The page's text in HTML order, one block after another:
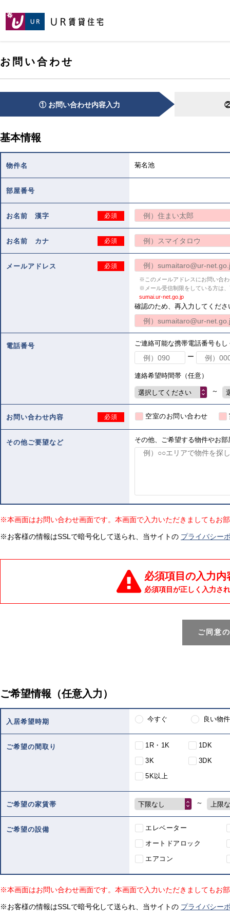
[こ
ヘ
ッ
ダ
お問い合わせ
[こ
か
文
す。]
か
イ
コ
ツ
す。]
① お問い合わせ内容入力 ②
基本情報
物件名 菊名池
部屋番号
お名前 漢字 必須
お名前 カナ 必須
メールアドレス 必須
※このメールアドレスにお問い合
※メール受信制限をしている方は
sumai.ur-net.go.jp
確認のため、再入力してくださ
電話番号
ご連絡可能な携帯電話番号も
ー
連絡希望時間帯（任意）
選択してください ～
お問い合わせ内容 必須 空室のお問い合わせ
その他ご要望など その他、ご希望する物件やお
※本画面はお問い合わせ画面です。本画面で入力いただきましてもお
※お客様の情報はSSLで暗号化して送られ、当サイトの プライバシー
必須項目の入力
必須項目が正しく入力さ
ご同意
ご希望情報（任意入力）
入居希望時期 今すぐ 良い物
ご希望の間取り 1R・1K
1DK
3K
3DK
5K以上
ご希望の家賃帯 下限なし ～ 上限
ご希望の設備
エレベーター
オートドアロック
エアコン
※本画面はお問い合わせ画面です。本画面で入力いただきましてもお
※お客様の情報はSSLで暗号化して送られ、当サイトの プライバシー
ペ
先
頭
へ